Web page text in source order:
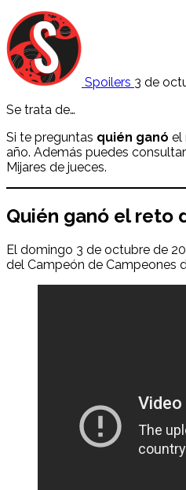
Spoilers 3 de
Se trata de…
Si te preguntas quién ganó el
año. Además puedes
Mijares de jueces.
Quién ganó el reto
El domingo 3 de octubre de
del Campeón de Campeones